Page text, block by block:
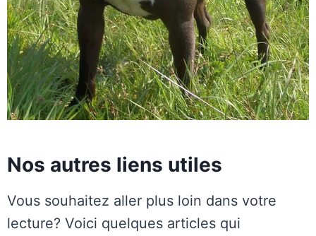
Nos autres liens utiles
Vous souhaitez aller plus loin dans votre
lecture? Voici quelques articles qui